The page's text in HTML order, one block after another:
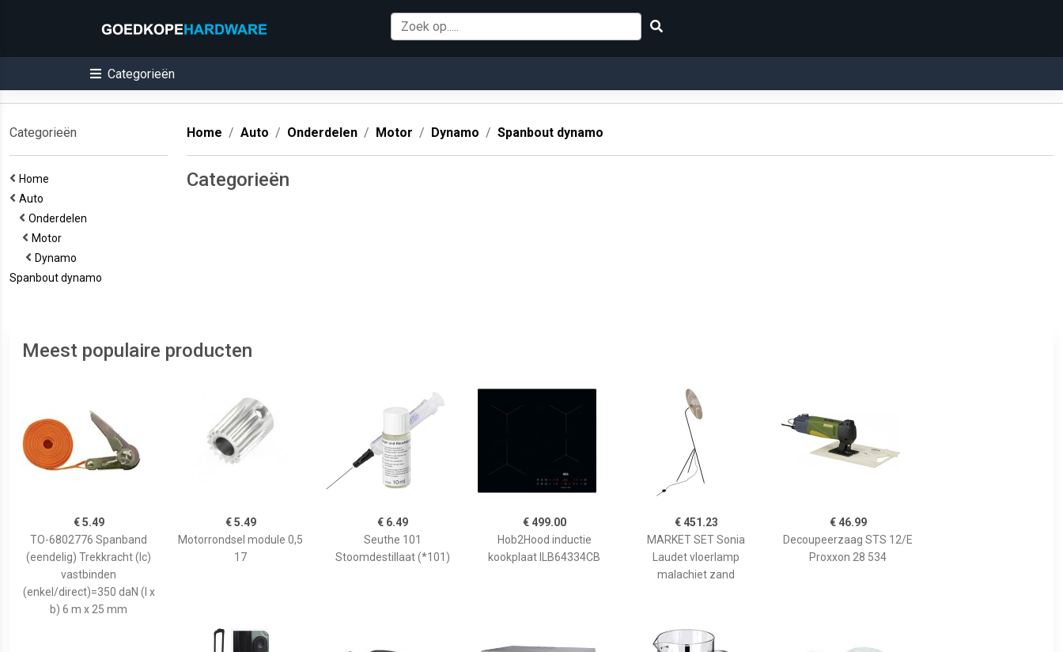
Categorieën
Categorieën
Home
Auto
Onderdelen
Motor
Dynamo
Spanbout dynamo
Home Auto Onderdelen Motor Dynamo Spanbout dynamo
Categorieën
Meest populaire producten
€ 5.49
TO-6802776 Spanband
(eendelig) Trekkracht (lc)
vastbinden
(enkel/direct)=350 daN (l x
b) 6 m x 25 mm
€ 5.49
Motorrondsel module 0,5
17
€ 6.49
Seuthe 101
Stoomdestillaat (*101)
€ 499.00
Hob2Hood inductie
kookplaat ILB64334CB
€ 451.23
MARKET SET Sonia
Laudet vloerlamp
malachiet zand
€ 46.99
Decoupeerzaag STS 12/E
Proxxon 28 534